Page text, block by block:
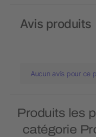
Avis produits
Aucun avis pour ce
Produits les
catégorie